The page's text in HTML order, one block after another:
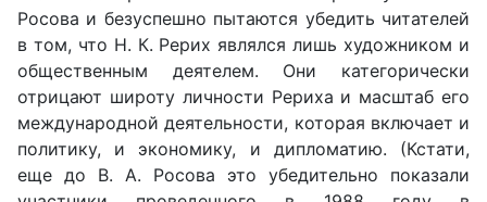
Росова и безуспешно пытаются убедить читателей
в том, что Н. К. Рерих являлся лишь художником и
общественным деятелем. Они категорически
отрицают широту личности Рериха и масштаб его
международной деятельности, которая включает и
политику, и экономику, и дипломатию. (Кстати,
еще до В. А. Росова это убедительно показали